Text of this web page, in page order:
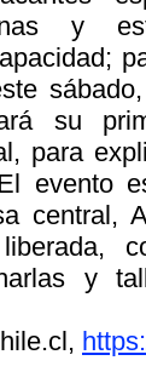
y
su
para
evento
central,
y